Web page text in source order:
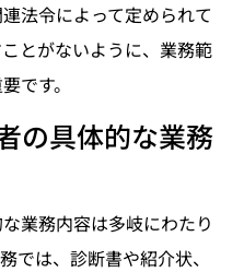
法令によって定められて
とがないように、業務範
です。
の具体的な業務
業務内容は多岐にわたり
では、診断書や紹介状、